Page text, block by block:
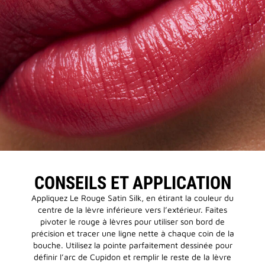
CONSEILS ET APPLICATION
Appliquez Le Rouge Satin Silk, en étirant la couleur du
centre de la lèvre inférieure vers l’extérieur. Faites
pivoter le rouge à lèvres pour utiliser son bord de
précision et tracer une ligne nette à chaque coin de la
bouche. Utilisez la pointe parfaitement dessinée pour
définir l’arc de Cupidon et remplir le reste de la lèvre